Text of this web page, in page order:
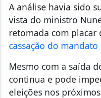
A análise havia sido
vista do ministro
retomada com placar
cassação do
Mesmo com a saída
continua e pode
eleições nos